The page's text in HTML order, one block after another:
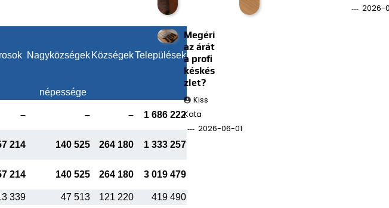
Nagyközségek KözségekTelepülések
népessége
– – – 1 686 222
214 140 525 264 180 1 333 257
214 140 525 264 180 3 019 479
339 47 513 121 220
419 490
2026-
Megéri
az árát
a profi
késkés
zlet?
Kiss
Kata
2026-06-01